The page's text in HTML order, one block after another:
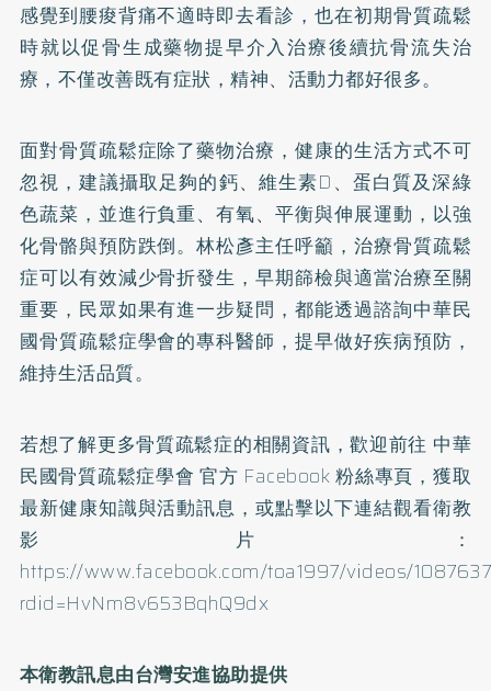
感覺到腰痠背痛不適時即去看診，也在初期骨質疏鬆
時就以促骨生成藥物提早介入治療後續抗骨流失治
療，不僅改善既有症狀，精神、活動力都好很多。
面對骨質疏鬆症除了藥物治療，健康的生活方式不可
忽視，建議攝取足夠的鈣、維生素D、蛋白質及深綠
色蔬菜，並進行負重、有氧、平衡與伸展運動，以強
化骨骼與預防跌倒。林松彥主任呼籲，治療骨質疏鬆
症可以有效減少骨折發生，早期篩檢與適當治療至關
重要，民眾如果有進一步疑問，都能透過諮詢中華民
國骨質疏鬆症學會的專科醫師，提早做好疾病預防，
維持生活品質。
若想了解更多骨質疏鬆症的相關資訊，歡迎前往 中華
民國骨質疏鬆症學會 官方 Facebook 粉絲專頁，獲取
最新健康知識與活動訊息，或點擊以下連結觀看衛教
影片：
https://www.facebook.com/toa1997/videos/
rdid=HvNm8v653BqhQ9dx
本衛教訊息由台灣安進協助提供